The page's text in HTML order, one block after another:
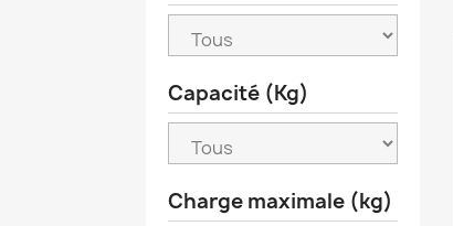
Capacité (Kg)
Charge maximale (kg)